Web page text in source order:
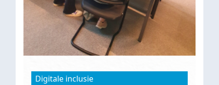
Digitale inclusie